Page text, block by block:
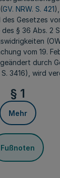
GV. NRW. S. 421
Gesetzes
§ 36 Abs. 2
vom 19.
durch
3416), wird
§ 1
Mehr
Fußnoten